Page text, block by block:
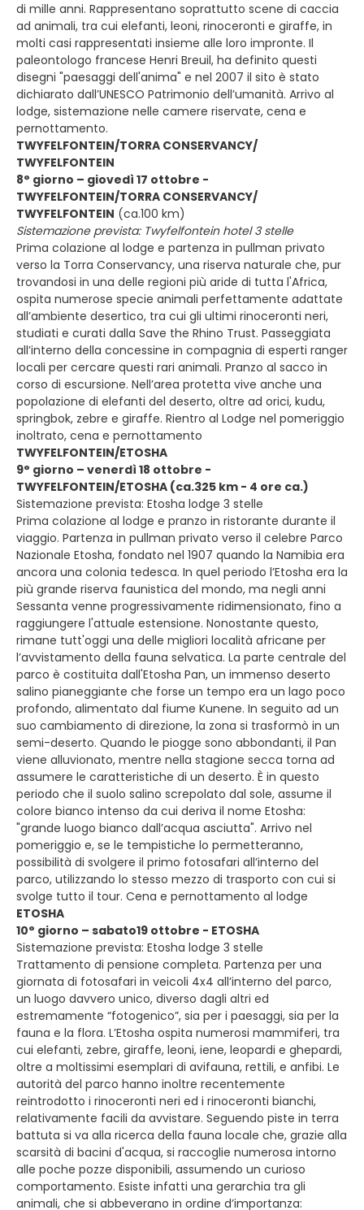
di mille anni. Rappresentano soprattutto scene di caccia
ad animali, tra cui elefanti, leoni, rinoceronti e giraffe, in
molti casi rappresentati insieme alle loro impronte. Il
paleontologo francese Henri Breuil, ha definito questi
disegni "paesaggi dell'anima" e nel 2007 il sito è stato
dichiarato dall’UNESCO Patrimonio dell’umanità. Arrivo al
lodge, sistemazione nelle camere riservate, cena e
pernottamento.
TWYFELFONTEIN/TORRA CONSERVANCY/
TWYFELFONTEIN
8° giorno – giovedì 17 ottobre -
TWYFELFONTEIN/TORRA CONSERVANCY/
TWYFELFONTEIN (ca.100 km)
Sistemazione prevista: Twyfelfontein hotel 3 stelle
Prima colazione al lodge e partenza in pullman privato
verso la Torra Conservancy, una riserva naturale che, pur
trovandosi in una delle regioni più aride di tutta l'Africa,
ospita numerose specie animali perfettamente adattate
all’ambiente desertico, tra cui gli ultimi rinoceronti neri,
studiati e curati dalla Save the Rhino Trust. Passeggiata
all’interno della concessine in compagnia di esperti ranger
locali per cercare questi rari animali. Pranzo al sacco in
corso di escursione. Nell’area protetta vive anche una
popolazione di elefanti del deserto, oltre ad orici, kudu,
springbok, zebre e giraffe. Rientro al Lodge nel pomeriggio
inoltrato, cena e pernottamento
TWYFELFONTEIN/ETOSHA
9° giorno – venerdì 18 ottobre -
TWYFELFONTEIN/ETOSHA (ca.325 km - 4 ore ca.)
Sistemazione prevista: Etosha lodge 3 stelle
Prima colazione al lodge e pranzo in ristorante durante il
viaggio. Partenza in pullman privato verso il celebre Parco
Nazionale Etosha, fondato nel 1907 quando la Namibia era
ancora una colonia tedesca. In quel periodo l’Etosha era la
più grande riserva faunistica del mondo, ma negli anni
Sessanta venne progressivamente ridimensionato, fino a
raggiungere l'attuale estensione. Nonostante questo,
rimane tutt'oggi una delle migliori località africane per
l’avvistamento della fauna selvatica. La parte centrale del
parco è costituita dall'Etosha Pan, un immenso deserto
salino pianeggiante che forse un tempo era un lago poco
profondo, alimentato dal fiume Kunene. In seguito ad un
suo cambiamento di direzione, la zona si trasformò in un
semi-deserto. Quando le piogge sono abbondanti, il Pan
viene alluvionato, mentre nella stagione secca torna ad
assumere le caratteristiche di un deserto. È in questo
periodo che il suolo salino screpolato dal sole, assume il
colore bianco intenso da cui deriva il nome Etosha:
"grande luogo bianco dall’acqua asciutta". Arrivo nel
pomeriggio e, se le tempistiche lo permetteranno,
possibilità di svolgere il primo fotosafari all’interno del
parco, utilizzando lo stesso mezzo di trasporto con cui si
svolge tutto il tour. Cena e pernottamento al lodge
ETOSHA
10° giorno – sabato19 ottobre - ETOSHA
Sistemazione prevista: Etosha lodge 3 stelle
Trattamento di pensione completa. Partenza per una
giornata di fotosafari in veicoli 4x4 all’interno del parco,
un luogo davvero unico, diverso dagli altri ed
estremamente “fotogenico”, sia per i paesaggi, sia per la
fauna e la flora. L’Etosha ospita numerosi mammiferi, tra
cui elefanti, zebre, giraffe, leoni, iene, leopardi e ghepardi,
oltre a moltissimi esemplari di avifauna, rettili, e anfibi. Le
autorità del parco hanno inoltre recentemente
reintrodotto i rinoceronti neri ed i rinoceronti bianchi,
relativamente facili da avvistare. Seguendo piste in terra
battuta si va alla ricerca della fauna locale che, grazie alla
scarsità di bacini d'acqua, si raccoglie numerosa intorno
alle poche pozze disponibili, assumendo un curioso
comportamento. Esiste infatti una gerarchia tra gli
animali, che si abbeverano in ordine d’importanza: